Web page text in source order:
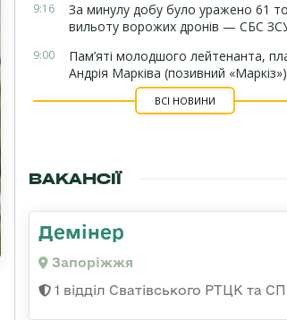
9:16
За минулу добу було уражено 61
вильоту ворожих дронів — СБС
9:00
Пам’яті молодшого лейтенанта,
Андрія Марківа (позивний «Маркіз»)
ВСІ НОВИНИ
ВАКАНСІЇ
Демінер
Запоріжжя
1 відділ Сватівського РТЦК та СП